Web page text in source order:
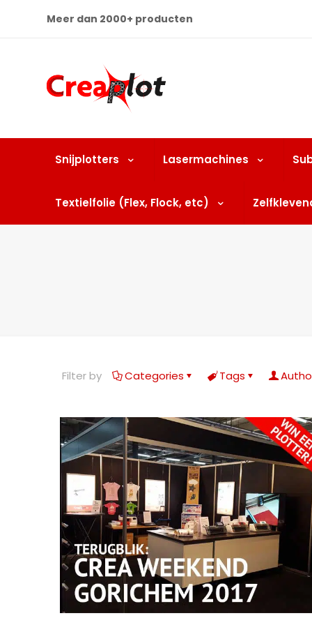
Meer dan 2000+ producten
Snijplotters Lasermachines
Textielfolie (Flex, Flock, etc)
Filter by Categories Tags